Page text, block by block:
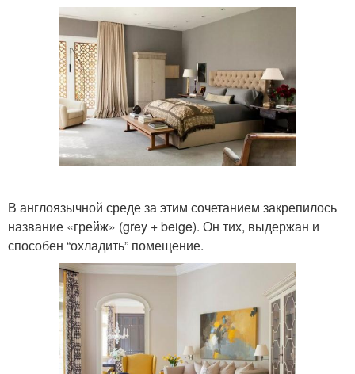
В англоязычной среде за этим сочетанием закрепилось
название «грейж» (grey + beige). Он тих, выдержан и
способен “охладить” помещение.